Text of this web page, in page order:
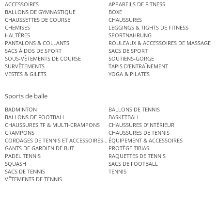
ACCESSOIRES
APPAREILS DE FITNESS
BALLONS DE GYMNASTIQUE
BOXE
CHAUSSETTES DE COURSE
CHAUSSURES
CHEMISES
LEGGINGS & TIGHTS DE FITNESS
HALTÈRES
SPORTNAHRUNG
PANTALONS & COLLANTS
ROULEAUX & ACCESSOIRES DE MASSAGE
SACS À DOS DE SPORT
SACS DE SPORT
SOUS-VÊTEMENTS DE COURSE
SOUTIENS-GORGE
SURVÊTEMENTS
TAPIS D’ENTRAÎNEMENT
VESTES & GILETS
YOGA & PILATES
Sports de balle
BADMINTON
BALLONS DE TENNIS
BALLONS DE FOOTBALL
BASKETBALL
CHAUSSURES TF & MULTI-CRAMPONS
CHAUSSURES D’INTÉRIEUR
CRAMPONS
CHAUSSURES DE TENNIS
CORDAGES DE TENNIS ET ACCESSOIRES DE TENNISÉQUIPEMENT & ACCESSOIRES
GANTS DE GARDIEN DE BUT
PROTÈGE TIBIAS
PADEL TENNIS
RAQUETTES DE TENNIS
SQUASH
SACS DE FOOTBALL
SACS DE TENNIS
TENNIS
VÊTEMENTS DE TENNIS